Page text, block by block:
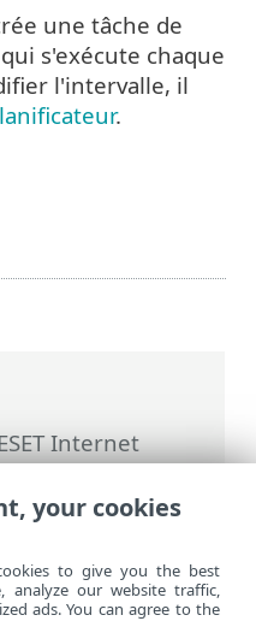
Internet
>
à jour de
une tâche de
s'exécute chaque
l'intervalle, il
.
your cookies
to give you the best
analyze our website traffic,
ads. You can agree to the